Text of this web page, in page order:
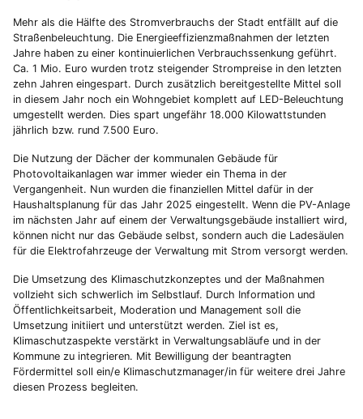
Mehr als die Hälfte des Stromverbrauchs der Stadt entfällt auf die
Straßenbeleuchtung. Die Energieeffizienzmaßnahmen der letzten
Jahre haben zu einer kontinuierlichen Verbrauchssenkung geführt.
Ca. 1 Mio. Euro wurden trotz steigender Strompreise in den letzten
zehn Jahren eingespart. Durch zusätzlich bereitgestellte Mittel soll
in diesem Jahr noch ein Wohngebiet komplett auf LED-Beleuchtung
umgestellt werden. Dies spart ungefähr 18.000 Kilowattstunden
jährlich bzw. rund 7.500 Euro.
Die Nutzung der Dächer der kommunalen Gebäude für
Photovoltaikanlagen war immer wieder ein Thema in der
Vergangenheit. Nun wurden die finanziellen Mittel dafür in der
Haushaltsplanung für das Jahr 2025 eingestellt. Wenn die PV-Anlage
im nächsten Jahr auf einem der Verwaltungsgebäude installiert wird,
können nicht nur das Gebäude selbst, sondern auch die Ladesäulen
für die Elektrofahrzeuge der Verwaltung mit Strom versorgt werden.
Die Umsetzung des Klimaschutzkonzeptes und der Maßnahmen
vollzieht sich schwerlich im Selbstlauf. Durch Information und
Öffentlichkeitsarbeit, Moderation und Management soll die
Umsetzung initiiert und unterstützt werden. Ziel ist es,
Klimaschutzaspekte verstärkt in Verwaltungsabläufe und in der
Kommune zu integrieren. Mit Bewilligung der beantragten
Fördermittel soll ein/e Klimaschutzmanager/in für weitere drei Jahre
diesen Prozess begleiten.